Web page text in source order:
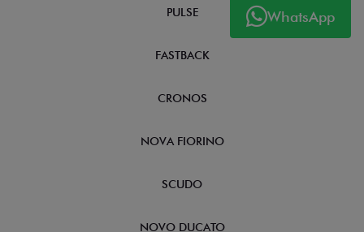
WhatsApp
PULSE
FASTBACK
CRONOS
NOVA FIORINO
SCUDO
NOVO DUCATO